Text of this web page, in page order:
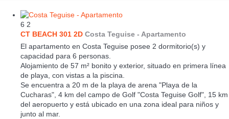
6 2
CT BEACH 301 2D Costa Teguise - Apartamento
El apartamento en Costa Teguise posee 2 dormitorio(s) y
capacidad para 6 personas.
Alojamiento de 57 m² bonito y exterior, situado en primera línea
de playa, con vistas a la piscina.
Se encuentra a 20 m de la playa de arena "Playa de la
Cucharas", 4 km del campo de Golf "Costa Teguise Golf", 15 km
del aeropuerto y está ubicado en una zona ideal para niños y
junto al mar.